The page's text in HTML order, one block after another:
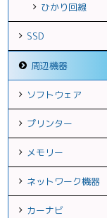
ひかり回線
SSD
周辺機器
ソフトウェア
プリンター
メモリー
ネットワーク機器
カーナビ